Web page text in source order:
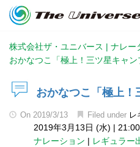
株式会社ザ・ユニバース | ナレー
おかなつこ「極上！三ツ星キャン
おかなつこ「極上！
On 2019/3/13 Filed under レ
2019年3月13日 (水) |
ナレーション | レギュラー